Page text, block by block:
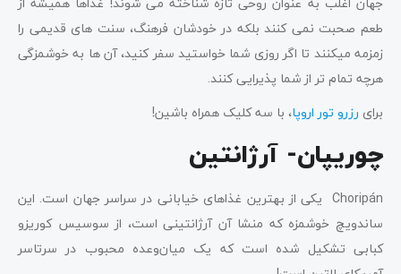
طعم صحبت نمی کنند بلکه در خودشان فرهنگ، سنت های قدیمی را
زمزمه میکنند تا اگر روزی شما خواستید سفر کنید، آن ها به خوشمزگی
هرچه تمام تر از شما پذیرایی کنند.
برای رزرو تور اروپا، با سه کلیک همراه باشین!
چوریپان- آرژانتین
Choripán یکی از بهترین غذاهای خیابانی در سراسر جهان است. این
ساندویچ خوشمزه که منشا آن آرژانتینی است، از سوسیس کوریزو
کبابی تشکیل شده است که یک میان‌وعده محبوب در سرتاسر